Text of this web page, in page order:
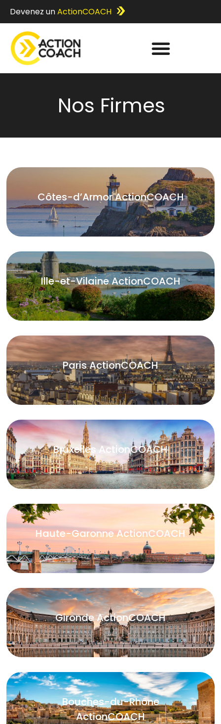
Devenez unActionCOACH
Nos Firmes
Côtes-d’Armor ActionCOACH
Ille-et-Vilaine ActionCOACH
Paris ActionCOACH
Bruxelles ActionCOACH
Haute-Garonne ActionCOACH
Gironde ActionCOACH
Bouches-du-Rhône
ActionCOACH